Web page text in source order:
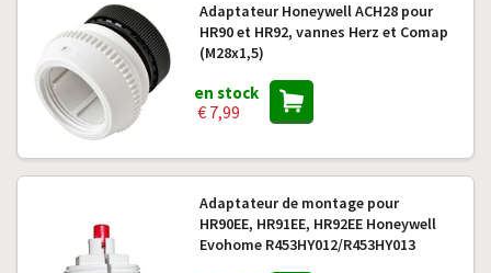
Adaptateur Honeywell ACH28 pour
HR90 et HR92, vannes Herz et Comap
(M28x1,5)
en stock
€ 7,99
Adaptateur de montage pour
HR90EE, HR91EE, HR92EE Honeywell
Evohome R453HY012/R453HY013